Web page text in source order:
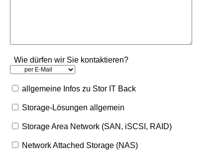
Wie dürfen wir Sie kontaktieren?
allgemeine Infos zu Stor IT Back
Storage-Lösungen allgemein
Storage Area Network (SAN, iSCSI, RAID)
Network Attached Storage (NAS)